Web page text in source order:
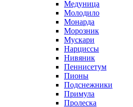
Медуница
Молодило
Монарда
Морозник
Мускари
Нарциссы
Нивяник
Пеннисетум
Пионы
Подснежники
Примула
Пролеска